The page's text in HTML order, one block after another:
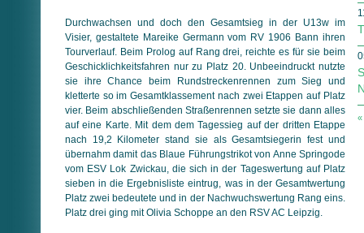
Durchwachsen und doch den Gesamtsieg in der U13w im
Visier, gestaltete Mareike Germann vom RV 1906 Bann ihren
Tourverlauf. Beim Prolog auf Rang drei, reichte es für sie beim
Geschicklichkeitsfahren nur zu Platz 20. Unbeeindruckt nutzte
sie ihre Chance beim Rundstreckenrennen zum Sieg und
kletterte so im Gesamtklassement nach zwei Etappen auf Platz
vier. Beim abschließenden Straßenrennen setzte sie dann alles
auf eine Karte. Mit dem dem Tagessieg auf der dritten Etappe
nach 19,2 Kilometer stand sie als Gesamtsiegerin fest und
übernahm damit das Blaue Führungstrikot von Anne Springode
vom ESV Lok Zwickau, die sich in der Tageswertung auf Platz
sieben in die Ergebnisliste eintrug, was in der Gesamtwertung
Platz zwei bedeutete und in der Nachwuchswertung Rang eins.
Platz drei ging mit Olivia Schoppe an den RSV AC Leipzig.
«